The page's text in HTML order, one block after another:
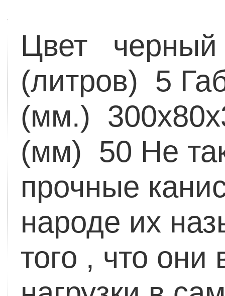
Цвет черный
(литров) 5
(мм.)
(мм) 50 Не
прочные
народе их
того , что